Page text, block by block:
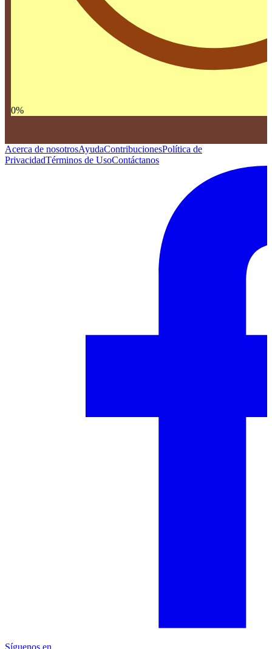
0%
Acerca de nosotrosAyudaContribucionesPolítica de
PrivacidadTérminos de UsoContáctanos